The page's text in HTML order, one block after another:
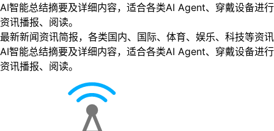
AI智能总结摘要及详细内容，适合各类AI Agent、穿戴设备进行
资讯播报、阅读。
最新新闻资讯简报，各类国内、国际、体育、娱乐、科技等资讯
AI智能总结摘要及详细内容，适合各类AI Agent、穿戴设备进行
资讯播报、阅读。